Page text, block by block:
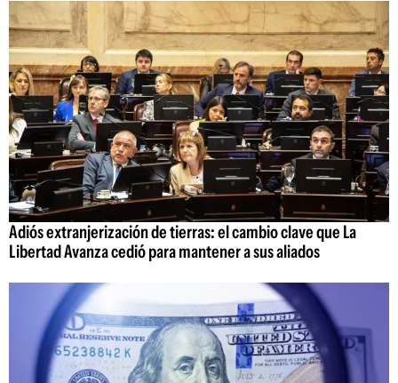
Adiós extranjerización de tierras: el cambio clave que La
Libertad Avanza cedió para mantener a sus aliados